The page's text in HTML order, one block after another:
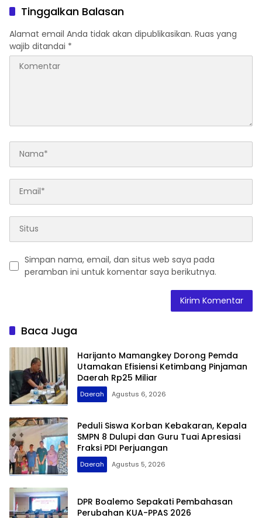
Tinggalkan Balasan
Alamat email Anda tidak akan dipublikasikan. Ruas yang
wajib ditandai *
Simpan nama, email, dan situs web saya pada
peramban ini untuk komentar saya berikutnya.
Baca Juga
Harijanto Mamangkey Dorong Pemda
Utamakan Efisiensi Ketimbang Pinjaman
Daerah Rp25 Miliar
Daerah Agustus 6, 2026
Peduli Siswa Korban Kebakaran, Kepala
SMPN 8 Dulupi dan Guru Tuai Apresiasi
Fraksi PDI Perjuangan
Daerah Agustus 5, 2026
DPR Boalemo Sepakati Pembahasan
Perubahan KUA-PPAS 2026